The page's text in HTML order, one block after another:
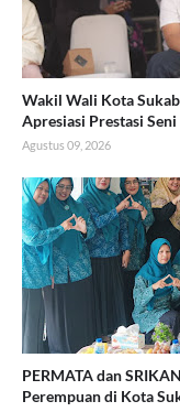
Wakil Wali Kota
Apresiasi Prestasi
Agustus 09, 2026
PERMATA dan
Perempuan di Kota